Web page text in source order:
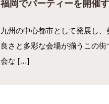
福岡でパーティーを開催
九州の中心都市として発展し
良さと多彩な会場が揃うこの
会な […]